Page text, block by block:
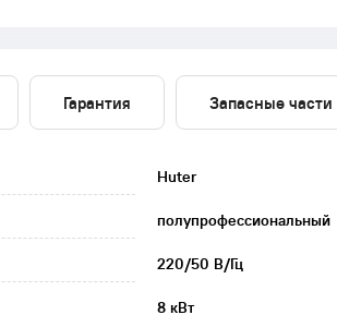
Гарантия Запасные части
Huter
полупрофессиональный
220/50 В/Гц
8 кВт